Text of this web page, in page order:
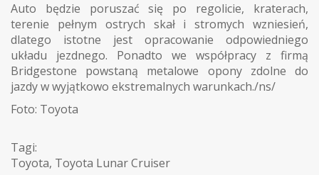
Auto będzie poruszać się po regolicie, kraterach,
terenie pełnym ostrych skał i stromych wzniesień,
dlatego istotne jest opracowanie odpowiedniego
układu jezdnego. Ponadto we współpracy z firmą
Bridgestone powstaną metalowe opony zdolne do
jazdy w wyjątkowo ekstremalnych warunkach./ns/
Foto: Toyota
Tagi:
Toyota, Toyota Lunar Cruiser